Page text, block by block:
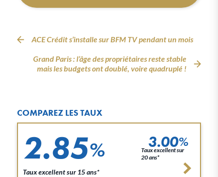
ACE Crédit s’installe sur BFM TV pendant un mois
Grand Paris : l’âge des propriétaires reste stable
mais les budgets ont doublé, voire quadruplé !
COMPAREZ LES TAUX
2.85%
Taux excellent sur 15 ans*
3.00%
Taux excellent sur
20 ans*